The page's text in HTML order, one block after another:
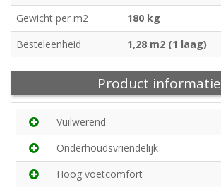
Gewicht per m2
180 kg
Besteleenheid
1,28 m2 (1 laag)
Product informatie
Vuilwerend
Onderhoudsvriendelijk
Hoog voetcomfort